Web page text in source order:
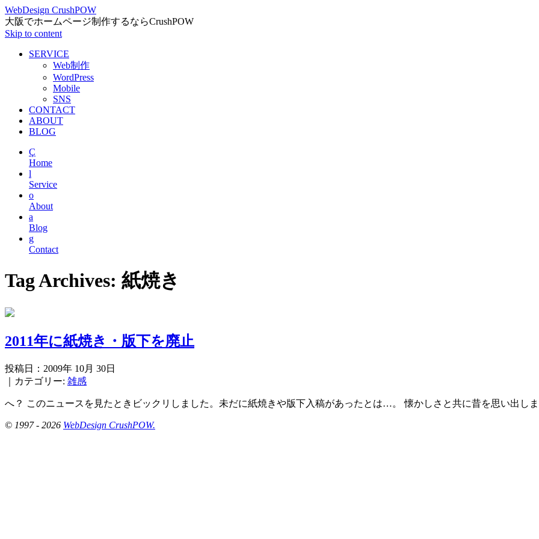
WebDesign CrushPOW
大阪でホームページ制作するならCrushPOW
Skip to content
SERVICE
Web制作
WordPress
Mobile
SNS
CONTACT
ABOUT
BLOG
Ç
Home
l
Service
o
About
a
Blog
g
Contact
Tag Archives: 紙焼き
2011年に紙焼き・版下を廃止
投稿日：2009年 10月 30日
｜カテゴリー: 雑感
へ？ このニュースを見たときビックリしました。未だに紙焼きや版下入稿があったとは…。 懐かしさと共に昔を思い出し
© 1997 - 2026 WebDesign CrushPOW.